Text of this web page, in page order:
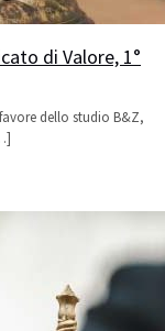
di Valore, 1°
dello studio B&Z,